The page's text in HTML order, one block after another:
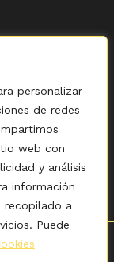
personalizar
de redes
web con
y análisis
información
recopilado a
Puede
-Aviso legal
de Compra